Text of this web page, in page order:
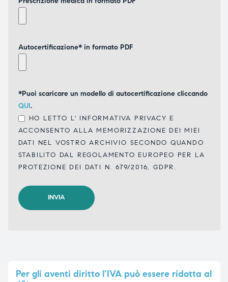
Autocertificazione* in formato PDF
*Puoi scaricare un modello di autocertificazione cliccando
QUI.
HO LETTO L' INFORMATIVA PRIVACY E
ACCONSENTO ALLA MEMORIZZAZIONE DEI MIEI
DATI NEL VOSTRO ARCHIVIO SECONDO QUANDO
STABILITO DAL REGOLAMENTO EUROPEO PER LA
PROTEZIONE DEI DATI N. 679/2016, GDPR.
Pergli aventi diritto l’IVA può essere ridotta al